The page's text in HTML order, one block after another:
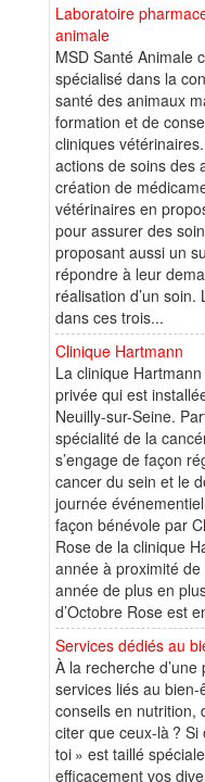
Laboratoire
animale
MSD Santé Animale
spécialisé dans la
santé des animaux
formation et de
cliniques
actions de soins des
création de
vétérinaires en
pour assurer des
proposant aussi un
répondre à leur
réalisation d’un
dans ces trois...
Clinique Hartmann
La clinique
privée qui est
Neuilly-sur-Seine.
spécialité de la
s’engage de façon
cancer du sein et le
journée
façon bénévole par
Rose de la clinique
année à proximité
année de plus en
d’Octobre Rose est
Services dédiés au
À la recherche
services liés au
conseils en nutrition,
citer que ceux-là ?
toi » est taillé
efficacement vos